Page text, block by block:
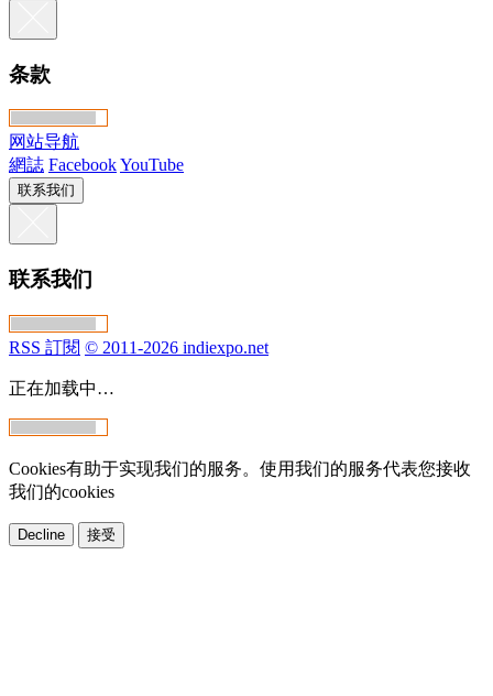
条款
网站导航
網誌 FacebookYouTube
联系我们
联系我们
RSS 訂閱 © 2011-2026 indiexpo.net
正在加载中…
Cookies有助于实现我们的服务。使用我们的服务代表您接收
我们的cookies
Decline 接受